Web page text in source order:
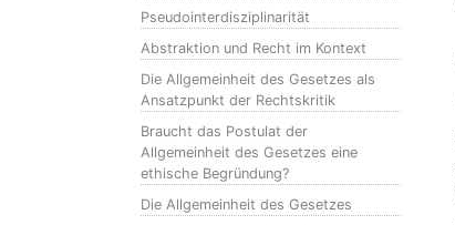
Pseudointerdisziplinarität
Abstraktion und Recht im Kontext
Die Allgemeinheit des Gesetzes als
Ansatzpunkt der Rechtskritik
Braucht das Postulat der
Allgemeinheit des Gesetzes eine
ethische Begründung?
Die Allgemeinheit des Gesetzes